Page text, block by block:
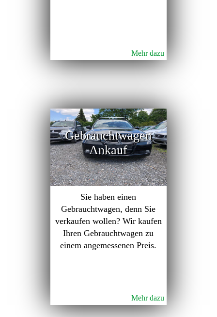
Mehr dazu
Gebrauchtwagen
Ankauf
Sie haben einen
Gebrauchtwagen, denn Sie
verkaufen wollen? Wir kaufen
Ihren Gebrauchtwagen zu
einem angemessenen Preis.
Mehr dazu